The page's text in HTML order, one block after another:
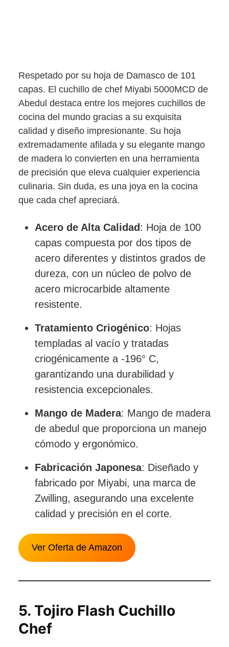
Respetado por su hoja de Damasco de 101
capas. El cuchillo de chef Miyabi 5000MCD de
Abedul destaca entre los mejores cuchillos de
cocina del mundo gracias a su exquisita
calidad y diseño impresionante. Su hoja
extremadamente afilada y su elegante mango
de madera lo convierten en una herramienta
de precisión que eleva cualquier experiencia
culinaria. Sin duda, es una joya en la cocina
que cada chef apreciará.
Acero de Alta Calidad: Hoja de 100
capas compuesta por dos tipos de
acero diferentes y distintos grados de
dureza, con un núcleo de polvo de
acero microcarbide altamente
resistente.
Tratamiento Criogénico: Hojas
templadas al vacío y tratadas
criogénicamente a -196° C,
garantizando una durabilidad y
resistencia excepcionales.
Mango de Madera: Mango de madera
de abedul que proporciona un manejo
cómodo y ergonómico.
Fabricación Japonesa: Diseñado y
fabricado por Miyabi, una marca de
Zwilling, asegurando una excelente
calidad y precisión en el corte.
Ver Oferta de Amazon
5. Tojiro Flash Cuchillo
Chef